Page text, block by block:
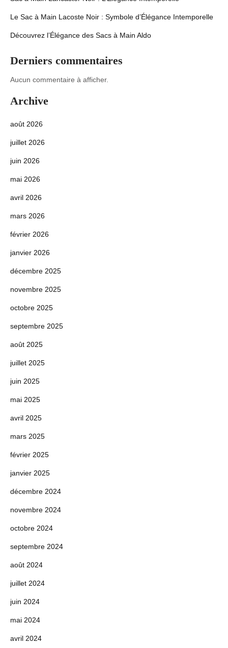
Le Sac à Main Lacoste Noir : Symbole d’Élégance Intemporelle
Découvrez l’Élégance des Sacs à Main Aldo
Derniers commentaires
Aucun commentaire à afficher.
Archive
août 2026
juillet 2026
juin 2026
mai 2026
avril 2026
mars 2026
février 2026
janvier 2026
décembre 2025
novembre 2025
octobre 2025
septembre 2025
août 2025
juillet 2025
juin 2025
mai 2025
avril 2025
mars 2025
février 2025
janvier 2025
décembre 2024
novembre 2024
octobre 2024
septembre 2024
août 2024
juillet 2024
juin 2024
mai 2024
avril 2024